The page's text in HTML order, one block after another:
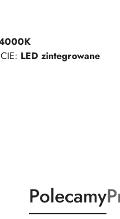
LED zintegrowane
Produkty
Polecamy